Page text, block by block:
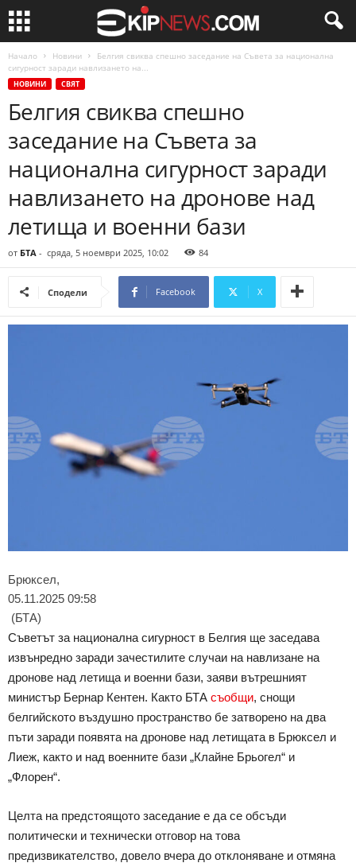
Начало Новини
Белгия свиква спешно заседание на Съвета за национална
сигурност заради навлизането на...
НОВИНИ СВЯТ
Белгия свиква спешно
заседание на Съвета за
национална сигурност заради
навлизането на дронове над
летища и военни бази
от БТА - сряда, 5 ноември 2025, 10:02 84
Сподели Facebook X
Брюксел,
05.11.2025 09:58
(БТА)
Съветът за национална сигурност в Белгия ще заседава
извънредно заради зачестилите случаи на навлизане на
дронове над летища и военни бази, заяви вътрешният
министър Бернар Кентен. Както БТА съобщи, снощи
белгийското въздушно пространство бе затворено на два
пъти заради появята на дронове над летищата в Брюксел и
Лиеж, както и над военните бази „Клайне Брьогел“ и
„Флорен“.
Целта на предстоящото заседание е да се обсъди
политически и технически отговор на това
предизвикателство, довело вчера до отклоняване и отмяна